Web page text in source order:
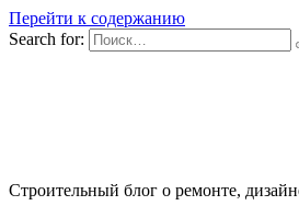
Перейти к содержанию
Search for:
Строительный блог о ремонте,